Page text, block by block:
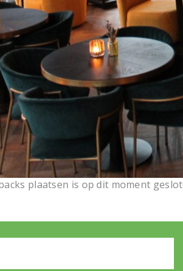
plaatsen is op dit moment